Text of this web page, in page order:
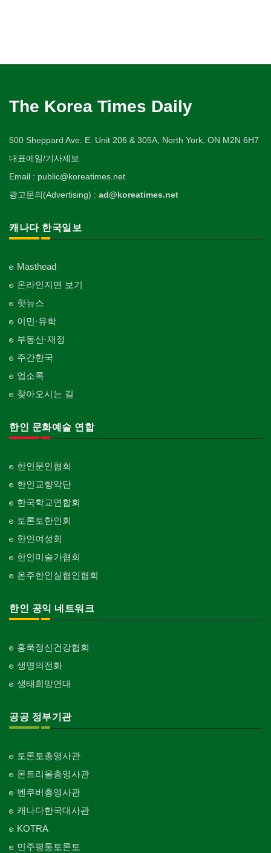
The Korea Times Daily
500 Sheppard Ave. E. Unit 206 & 305A, North York, ON M2N 6H7
대표메일/기사제보
Email : public@koreatimes.net
광고문의(Advertising) : ad@koreatimes.net
캐나다 한국일보
Masthead
온라인지면 보기
핫뉴스
이민·유학
부동산·재정
주간한국
업소록
찾아오시는 길
한인 문화예술 연합
한인문인협회
한인교향악단
한국학교연합회
토론토한인회
한인여성회
한인미술가협회
온주한인실협인협회
한인 공익 네트워크
홍푹정신건강협회
생명의전화
생태희망연대
공공 정부기관
토론토총영사관
몬트리올총영사관
벤쿠버총영사관
캐나다한국대사관
KOTRA
민주평통토론토